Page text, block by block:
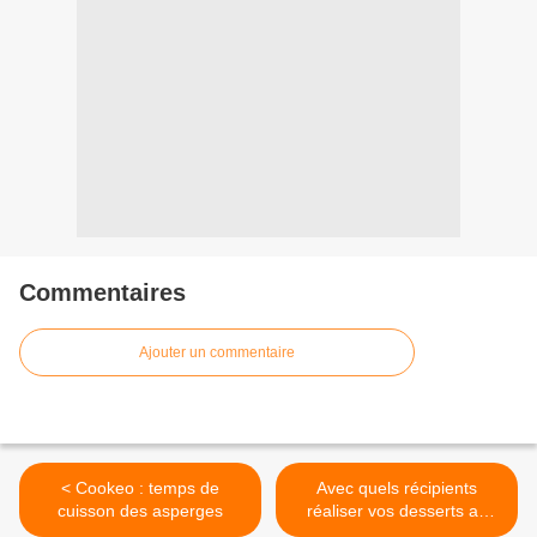
Commentaires
Ajouter un commentaire
< Cookeo : temps de
cuisson des asperges
Avec quels récipients
réaliser vos desserts au